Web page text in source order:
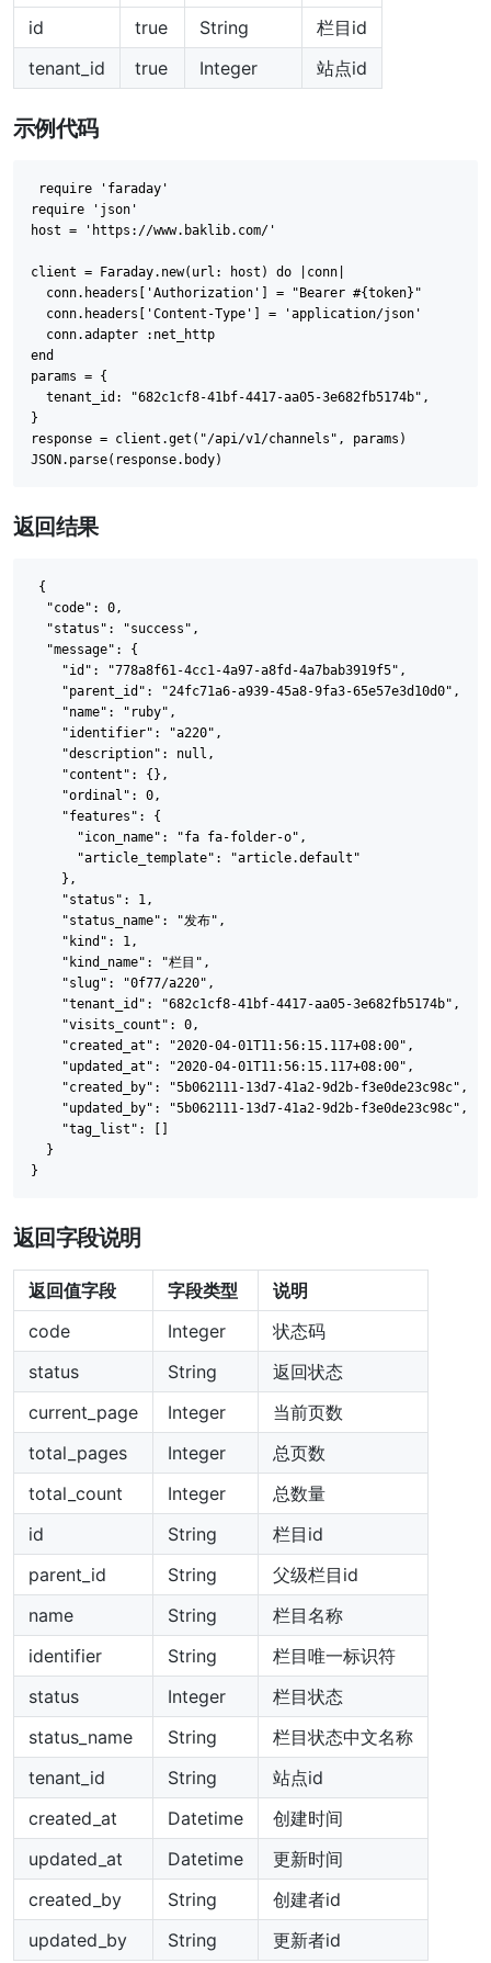
id
true String
栏目id
tenant_id
true Integer 站点id
示例代码
require 'faraday'
require 'json'
host = 'https://www.baklib.com/'
client = Faraday.new(url: host) do |conn|
  conn.headers['Authorization'] = "Bearer #{token}"
  conn.headers['Content-Type'] = 'application/json'
  conn.adapter :net_http
end
params = {
  tenant_id: "682c1cf8-41bf-4417-aa05-3e682fb5174b",
}
response = client.get("/api/v1/channels", params)
返回结果
{
  "code": 0,
  "status": "success",
  "message": {
    "id": "778a8f61-4cc1-4a97-a8fd-4a7bab3919f5",
    "parent_id": "24fc71a6-a939-45a8-9fa3-65e57e3d10d0",
    "name": "ruby",
    "identifier": "a220",
    "description": null,
    "content": {},
    "ordinal": 0,
    "features": {
      "icon_name": "fa fa-folder-o",
      "article_template": "article.default"
    },
    "status": 1,
    "status_name": "发布",
    "kind": 1,
    "kind_name": "栏目",
    "slug": "0f77/a220",
    "tenant_id": "682c1cf8-41bf-4417-aa05-3e682fb5174b",
    "visits_count": 0,
    "created_at": "2020-04-01T11:56:15.117+08:00",
    "updated_at": "2020-04-01T11:56:15.117+08:00",
    "created_by": "5b062111-13d7-41a2-9d2b-f3e0de23c98c",
    "updated_by": "5b062111-13d7-41a2-9d2b-f3e0de23c98c",
    "tag_list": []
  }
返回字段说明
返回值字段 字段类型
说明
code
Integer
状态码
status
String
返回状态
current_page
Integer
当前页数
total_pages
Integer
总页数
total_count
Integer
总数量
id
String
栏目id
parent_id
String
父级栏目id
name
String
栏目名称
identifier
String
栏目唯一标识符
status
Integer
栏目状态
status_name
String
栏目状态中文名称
tenant_id
String
站点id
created_at
Datetime
创建时间
updated_at
Datetime
更新时间
created_by
String
创建者id
updated_by
String 更新者id